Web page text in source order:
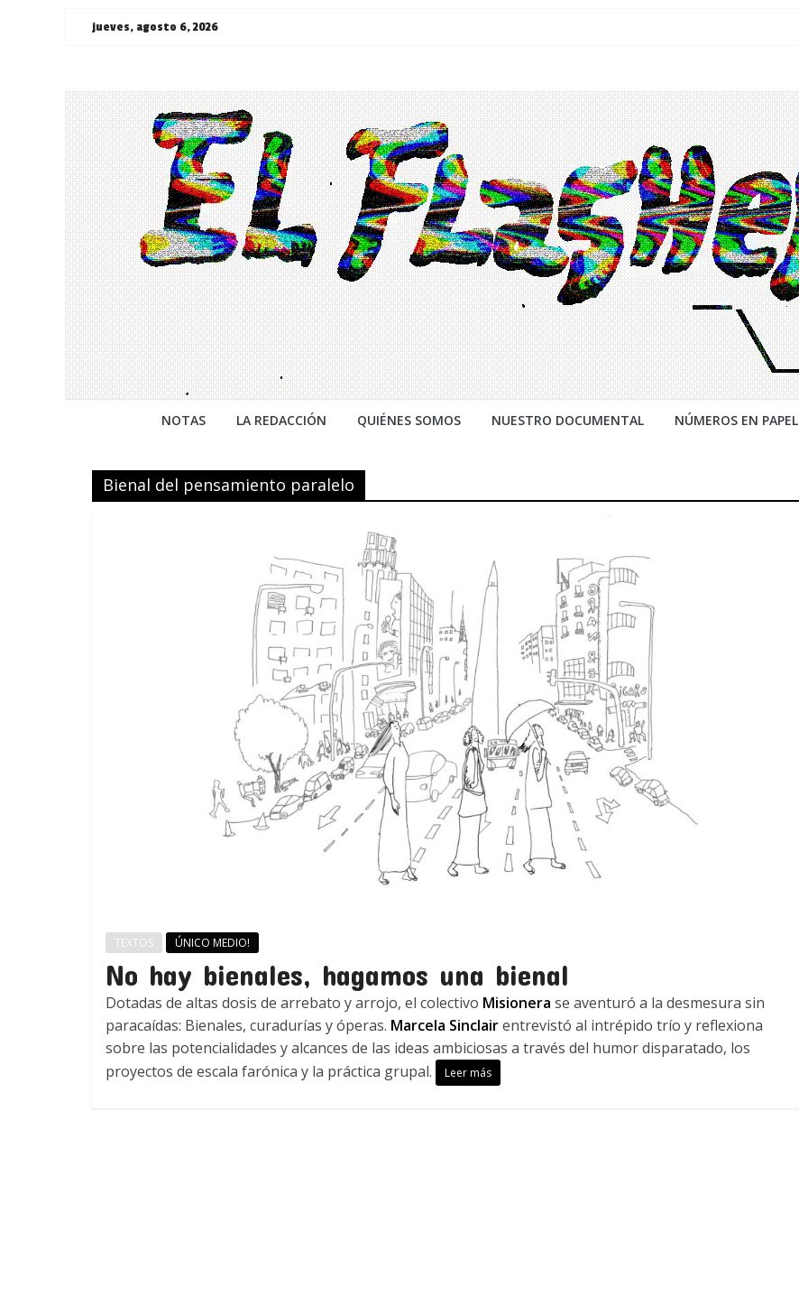
Saltarjueves, agosto 6, 2026
¯\_(ツ)_/
¯
NOTAS LA REDACCIÓN QUIÉNES SOMOS NUESTRO DOCUMENTAL NÚMEROS EN PAPEL
Bienal del pensamiento paralelo
TEXTOS ÚNICO MEDIO!
No hay bienales, hagamos una bienal
Dotadas de altas dosis de arrebato y arrojo, el colectivo Misionera se aventuró a la desmesura sin
paracaídas: Bienales, curadurías y óperas. Marcela Sinclairentrevistó al intrépido trío y reflexiona
sobre las potencialidades y alcances de las ideas ambiciosas a través del humor disparatado, los
proyectos de escala farónica y la práctica grupal.
Leer más